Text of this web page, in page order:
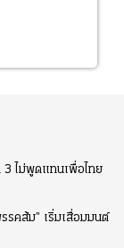
3 ไม่พูดแทนเพื่อไทย
รคส้ม” เริ่มเสื่อมมนต์